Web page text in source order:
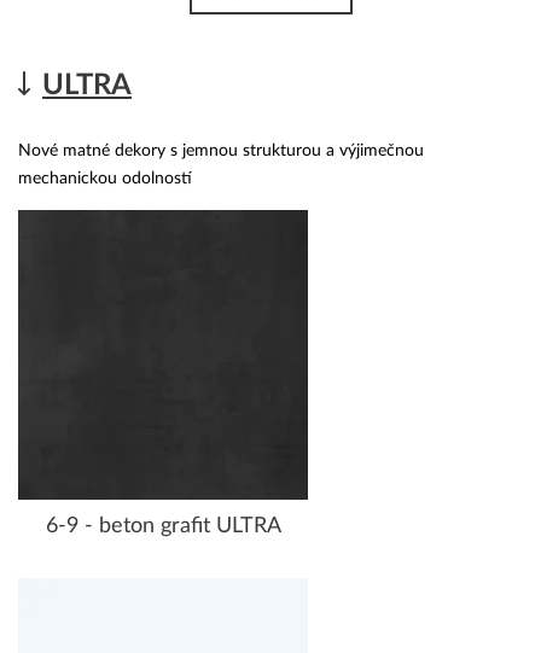
ULTRA
Nové matné dekory s jemnou strukturou a výjimečnou
mechanickou odolností
6-9 - beton grafit ULTRA